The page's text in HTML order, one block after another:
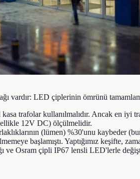
vardır: LED çiplerinin ömrünü
trafolar kullanılmalıdır. Ancak en iyi
12V DC) ölçülmelidir.
(lümen) %30'unu kaybeder
başlamıştı. Yaptığımız keşifte,
ve Osram çipli IP67 lensli LED'lerle